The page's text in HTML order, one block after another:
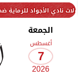
للرماية ضمن مهرجان
الجمعة
أغسطس
7
2026